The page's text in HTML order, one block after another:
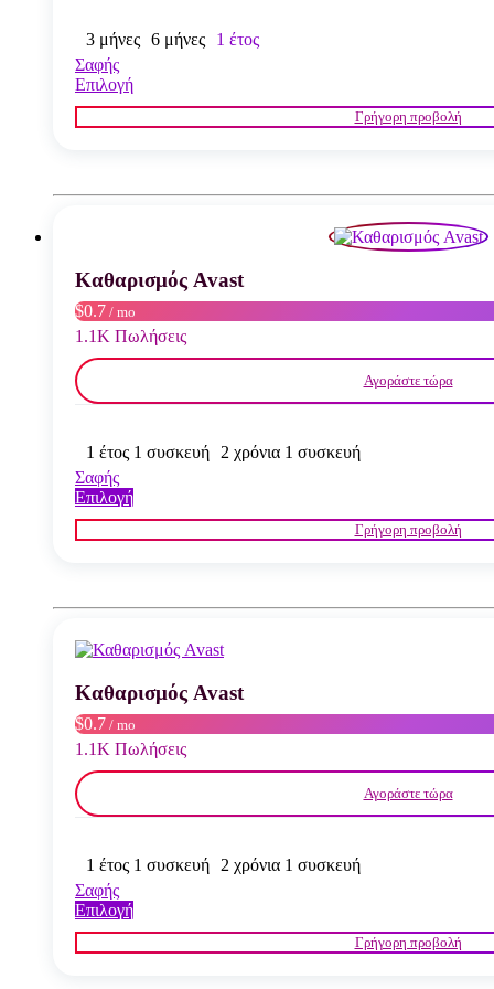
3 μήνες 6 μήνες
1 έτος
Σαφής
ΕπιλογήΑυτό
το
προϊόν
επιλεγούν
στη
σελίδα
του
προϊόντος
Γρήγορη προβολή
Καθαρισμός Avast
$0.7 / mo
1.1K Πωλήσεις
Αγοράστε τώρα
1 έτος 1 συσκευή
2 χρόνια 1 συσκευή
Σαφής
ΕπιλογήΑυτό
το
προϊόν
μπορούν
επιλεγούν
στη
σελίδα
του
προϊόντος
Γρήγορη προβολή
Καθαρισμός Avast
$0.7 / mo
1.1K Πωλήσεις
Αγοράστε τώρα
1 έτος 1 συσκευή
2 χρόνια 1 συσκευή
Σαφής
ΕπιλογήΑυτό
το
προϊόν
Γρήγορη προβολή